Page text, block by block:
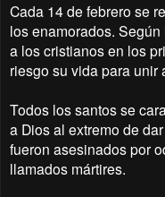
Cada 14 de febrero se
los enamorados.
a los cristianos en los
riesgo su vida para unir
Todos los santos se
a Dios al extremo de
fueron asesinados por
llamados mártires.